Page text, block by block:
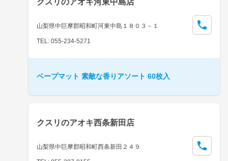
山梨県中巨摩郡昭和町河東中島１８０３－１
TEL: 055-234-5271
ベープマット 素敵な香りアソート 60枚入
クスリのアオキ西条新田店
山梨県中巨摩郡昭和町西条新田２４９